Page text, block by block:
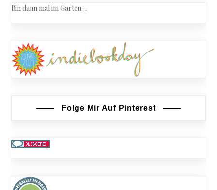
Bin dann mal im Garten…
Folge Mir Auf Pinterest